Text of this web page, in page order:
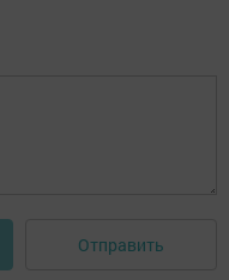
Отправить